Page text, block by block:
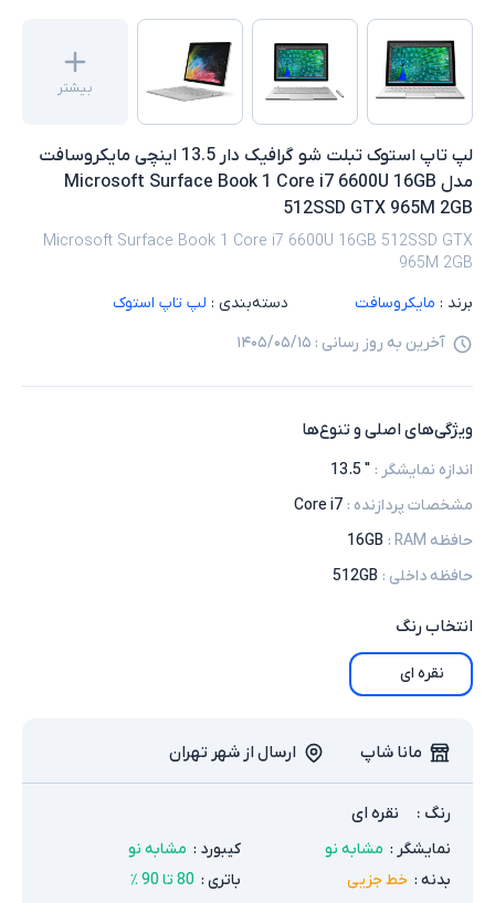
بیشتر
لپ تاپ استوک تبلت شو گرافیک دار 13.5 اینچی مایکروسافت
مدل Microsoft Surface Book 1 Core i7 6600U 16GB
512SSD GTX 965M 2GB
Microsoft Surface Book 1 Core i7 6600U 16GB 512SSD GTX
965M 2GB
برند : مایکروسافت دسته‌بندی : لپ تاپ استوک
آخرین به روز رسانی : ۱۴۰۵/۰۵/۱۵
ویژگی‌های اصلی و تنوع‌ها
اندازه نمایشگر :
" 13.5
مشخصات پردازنده :
Core i7
حافظه RAM
:
16GB
حافظه داخلی :
512GB
انتخابرنگ
نقره ای
مانا شاپ ارسال از شهر تهران
رنگ : نقره ای
نمایشگر : مشابه نو کیبورد : مشابه نو
بدنه : خط جزیی باتری : 80 تا 90 ٪